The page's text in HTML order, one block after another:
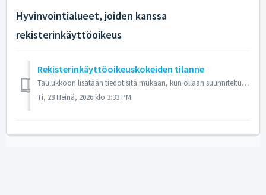
Hyvinvointialueet, joiden kanssa
rekisterinkäyttöoikeus
Rekisterinkäyttöoikeuskokeiden tilanne
Taulukkoon lisätään tiedot sitä mukaan, kun ollaan suunniteltu käyttöönottokokeelle aikataulu ja kun koe on hyväksytty. Rekisterinpitäjän OID:in tarvitsette...
Ti, 28 Heinä, 2026 klo 3:33 PM